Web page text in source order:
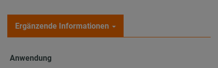
Ergänzende Informationen
Anwendung